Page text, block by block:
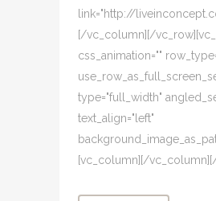
link="http://
[/vc_column][/
css_animation=""
type="full_width"
text_align="left"
[vc_column][/vc_column][/